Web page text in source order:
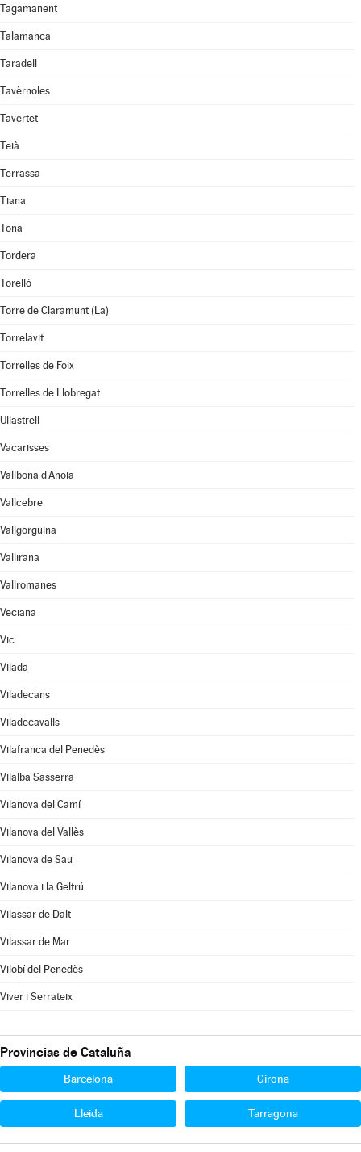
Tagamanent
Talamanca
Taradell
Tavèrnoles
Tavertet
Teià
Terrassa
Tiana
Tona
Tordera
Torelló
Torre de Claramunt (La)
Torrelavit
Torrelles de Foix
Torrelles de Llobregat
Ullastrell
Vacarisses
Vallbona d'Anoia
Vallcebre
Vallgorguina
Vallirana
Vallromanes
Veciana
Vic
Vilada
Viladecans
Viladecavalls
Vilafranca del Penedès
Vilalba Sasserra
Vilanova del Camí
Vilanova del Vallès
Vilanova de Sau
Vilanova i la Geltrú
Vilassar de Dalt
Vilassar de Mar
Vilobí del Penedès
Viver i Serrateix
Provincias de Cataluña
Barcelona Girona
Lleida Tarragona